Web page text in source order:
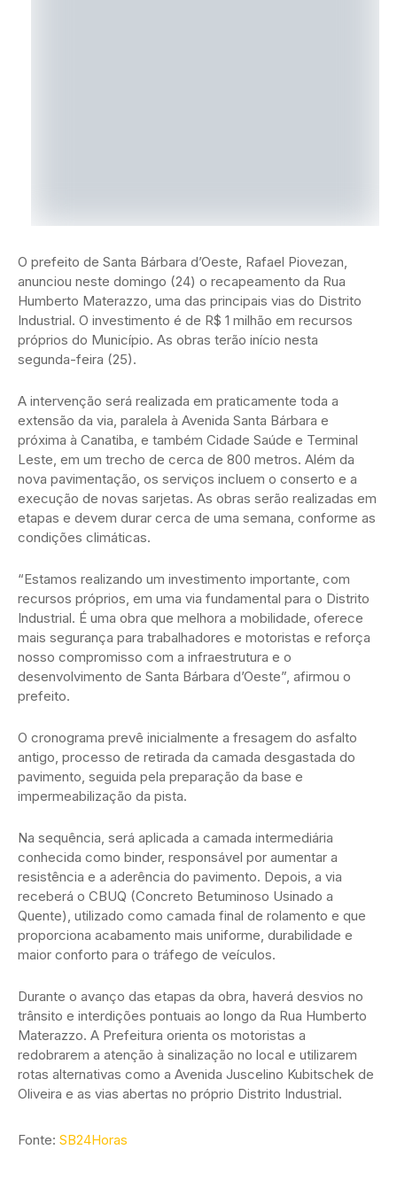
O prefeito de Santa Bárbara d’Oeste, Rafael Piovezan,
anunciou neste domingo (24) o recapeamento da Rua
Humberto Materazzo, uma das principais vias do Distrito
Industrial. O investimento é de R$ 1 milhão em recursos
próprios do Município. As obras terão início nesta
segunda-feira (25).
A intervenção será realizada em praticamente toda a
extensão da via, paralela à Avenida Santa Bárbara e
próxima à Canatiba, e também Cidade Saúde e Terminal
Leste, em um trecho de cerca de 800 metros. Além da
nova pavimentação, os serviços incluem o conserto e a
execução de novas sarjetas. As obras serão realizadas em
etapas e devem durar cerca de uma semana, conforme as
condições climáticas.
“Estamos realizando um investimento importante, com
recursos próprios, em uma via fundamental para o Distrito
Industrial. É uma obra que melhora a mobilidade, oferece
mais segurança para trabalhadores e motoristas e reforça
nosso compromisso com a infraestrutura e o
desenvolvimento de Santa Bárbara d’Oeste”, afirmou o
prefeito.
O cronograma prevê inicialmente a fresagem do asfalto
antigo, processo de retirada da camada desgastada do
pavimento, seguida pela preparação da base e
impermeabilização da pista.
Na sequência, será aplicada a camada intermediária
conhecida como binder, responsável por aumentar a
resistência e a aderência do pavimento. Depois, a via
receberá o CBUQ (Concreto Betuminoso Usinado a
Quente), utilizado como camada final de rolamento e que
proporciona acabamento mais uniforme, durabilidade e
maior conforto para o tráfego de veículos.
Durante o avanço das etapas da obra, haverá desvios no
trânsito e interdições pontuais ao longo da Rua Humberto
Materazzo. A Prefeitura orienta os motoristas a
redobrarem a atenção à sinalização no local e utilizarem
rotas alternativas como a Avenida Juscelino Kubitschek de
Oliveira e as vias abertas no próprio Distrito Industrial.
Fonte: SB24Horas